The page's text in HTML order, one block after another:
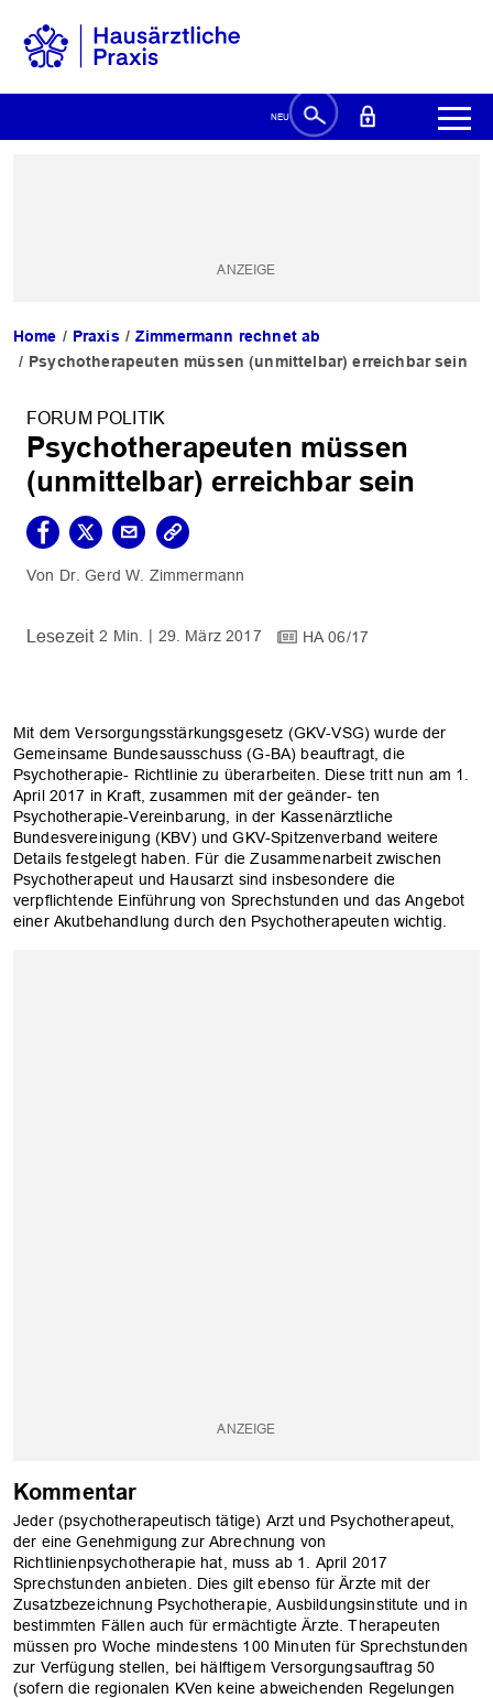
Home Praxis
Zimmermann rechnet ab
Psychotherapeuten müssen (unmittelbar) erreichbar sein
FORUM POLITIK
Psychotherapeuten müssen
(unmittelbar) erreichbar sein
Dr. Gerd W. Zimmermann
2 Min. 29. März 2017 HA 06/17
Mit dem Versorgungsstärkungsgesetz (GKV-VSG) wurde der
Gemeinsame Bundesausschuss (G-BA) beauftragt, die
Psychotherapie- Richtlinie zu überarbeiten. Diese tritt nun am 1.
April 2017 in Kraft, zusammen mit der geänder- ten
Psychotherapie-Vereinbarung, in der Kassenärztliche
Bundesvereinigung (KBV) und GKV-Spitzenverband weitere
Details festgelegt haben. Für die Zusammenarbeit zwischen
Psychotherapeut und Hausarzt sind insbesondere die
verpflichtende Einführung von Sprechstunden und das Angebot
einer Akutbehandlung durch den Psychotherapeuten wichtig.
Kommentar
Jeder (psychotherapeutisch tätige) Arzt und Psychotherapeut,
der eine Genehmigung zur Abrechnung von
Richtlinienpsychotherapie hat, muss ab 1. April 2017
Sprechstunden anbieten. Dies gilt ebenso für Ärzte mit der
Zusatzbezeichnung Psychotherapie, Ausbildungsinstitute und in
bestimmten Fällen auch für ermächtigte Ärzte. Therapeuten
müssen pro Woche mindestens 100 Minuten für Sprechstunden
zur Verfügung stellen, bei hälftigem Versorgungsauftrag 50
(sofern die regionalen KVen keine abweichenden Regelungen